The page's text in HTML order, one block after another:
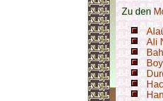
Zu den
Ali